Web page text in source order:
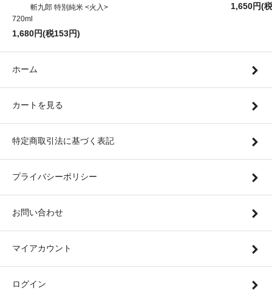
斬九郎 特別純米 <火入>
720ml
1,680円(税153円)
1,650円(
ホーム
カートを見る
特定商取引法に基づく表記
プライバシーポリシー
お問い合わせ
マイアカウント
ログイン